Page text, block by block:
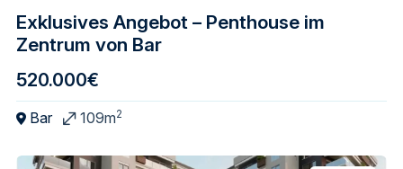
Exklusives Angebot – Penthouse im
Zentrum von Bar
520.000€
Bar 109m2